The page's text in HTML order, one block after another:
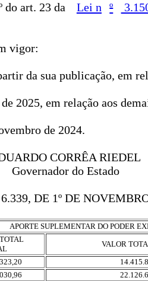
do art. 23 da Lei n º
vigor:
da sua publicação, em
2025, em relação aos
de 2024.
CORRÊA RIEDEL
Governador do Estado
6.339, DE 1º DE
APORTE SUPLEMENTAR DO PODER
VALOR